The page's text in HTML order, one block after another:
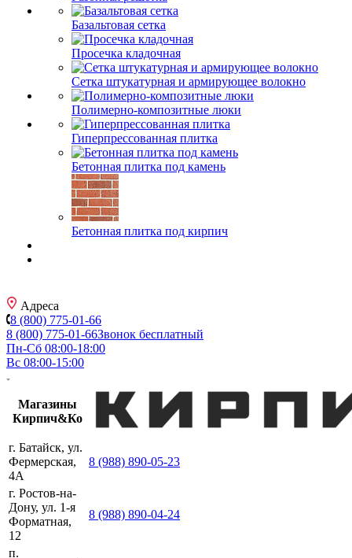
Базальтовая сетка
Просечка кладочная
Сетка штукатурная и армирующее волокно
Полимерно-композитные люки
Гиперпрессованная плитка
Бетонная плитка под камень
Бетонная плитка под кирпич
Адреса
8 (800) 775-01-66
8 (800) 775-01-66Звонок бесплатный
Пн-Сб 08:00-18:00
Вс 08:00-15:00
Магазины
Кирпич&Ко
г. Батайск, ул.
Фермерская,
4А
8 (988) 890-05-23
г. Ростов-на-
Дону, ул. 1-я
Форматная,
12
8 (988) 890-04-24
п.